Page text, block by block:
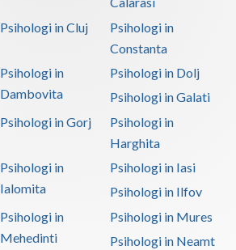
Psihologi in Cluj
Psihologi in
Constanta
Psihologi in
Dambovita
Psihologi in Dolj
Psihologi in Galati
Psihologi in Gorj
Psihologi in
Harghita
Psihologi in
Ialomita
Psihologi in Iasi
Psihologi in Ilfov
Psihologi in
Mehedinti
Psihologi in Mures
Psihologi in Neamt